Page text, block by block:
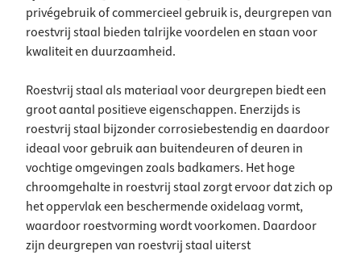
privégebruik of commercieel gebruik is, deurgrepen van
roestvrij staal bieden talrijke voordelen en staan voor
kwaliteit en duurzaamheid.
Roestvrij staal als materiaal voor deurgrepen biedt een
groot aantal positieve eigenschappen. Enerzijds is
roestvrij staal bijzonder corrosiebestendig en daardoor
ideaal voor gebruik aan buitendeuren of deuren in
vochtige omgevingen zoals badkamers. Het hoge
chroomgehalte in roestvrij staal zorgt ervoor dat zich op
het oppervlak een beschermende oxidelaag vormt,
waardoor roestvorming wordt voorkomen. Daardoor
zijn deurgrepen van roestvrij staal uiterst